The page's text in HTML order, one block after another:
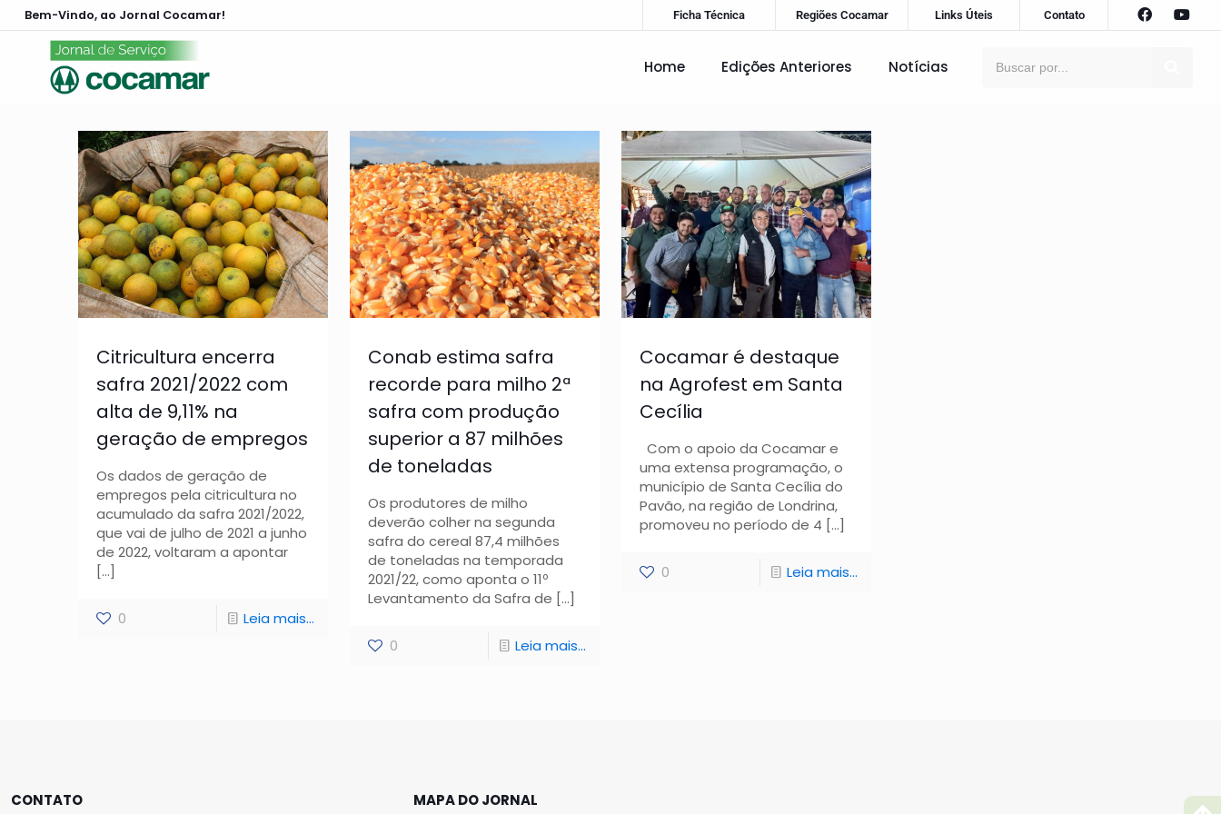
Bem-Vindo, ao Jornal Cocamar! Ficha Técnica Regiões Cocamar Links Úteis Contato
Home Edições Anteriores Notícias
Citricultura encerra
safra 2021/2022 com
alta de 9,11% na
geração de empregos
Os dados de geração de
empregos pela citricultura no
acumulado da safra 2021/2022,
que vai de julho de 2021 a junho
de 2022, voltaram a apontar
[…]
0 Leia mais...
Conab estima safra
recorde para milho 2ª
safra com produção
superior a 87 milhões
de toneladas
Os produtores de milho
deverão colher na segunda
safra do cereal 87,4 milhões
de toneladas na temporada
2021/22, como aponta o 11º
Levantamento da Safra de […]
0 Leia mais...
Cocamar é destaque
na Agrofest em Santa
Cecília
Com o apoio da Cocamar e
uma extensa programação, o
município de Santa Cecília do
Pavão, na região de Londrina,
promoveu no período de 4 […]
0 Leia mais...
CONTATO MAPA DO JORNAL